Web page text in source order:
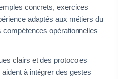
concrets, exercices
adaptés aux métiers du
compétences opérationnelles
clairs et des protocoles
aident à intégrer des gestes